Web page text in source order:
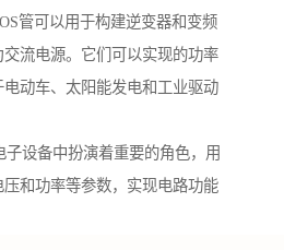
管可以用于构建逆变器和变频
流电源。它们可以实现的功率
动车、太阳能发电和工业驱动
子设备中扮演着重要的角色，用
和功率等参数，实现电路功能